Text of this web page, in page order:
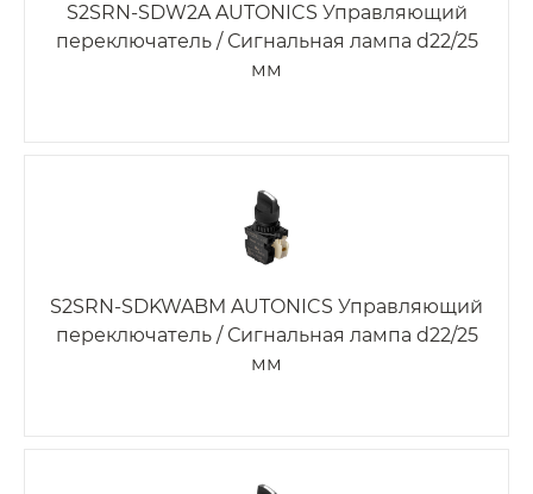
S2SRN-SDW2A AUTONICS Управляющий
переключатель / Сигнальная лампа d22/25
мм
S2SRN-SDKWABM AUTONICS Управляющий
переключатель / Сигнальная лампа d22/25
мм